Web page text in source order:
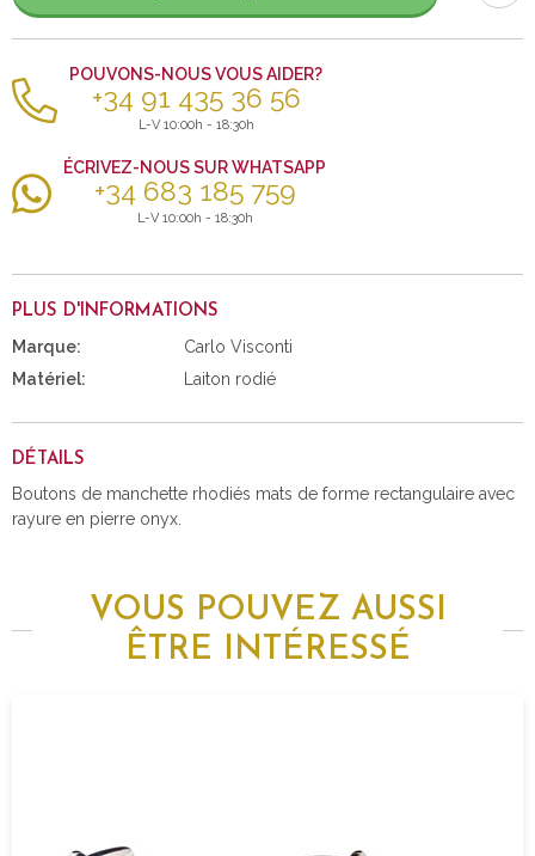
POUVONS-NOUS VOUS AIDER?
+34 91 435 36 56
L-V 10:00h - 18:30h
ÉCRIVEZ-NOUS SUR WHATSAPP
+34 683 185 759
L-V 10:00h - 18:30h
PLUS D'INFORMATIONS
Marque:
Carlo Visconti
Matériel:
Laiton rodié
DÉTAILS
Boutons de manchette rhodiés mats de forme rectangulaire avec
rayure en pierre onyx.
VOUS POUVEZ AUSSI
ÊTRE INTÉRESSÉ